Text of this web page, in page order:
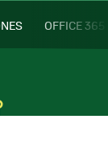
OFFICE 365